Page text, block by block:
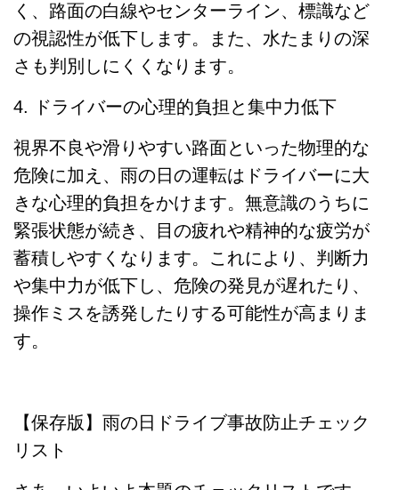
く、路面の白線やセンターライン、標識など
の視認性が低下します。また、水たまりの深
さも判別しにくくなります。
4. ドライバーの心理的負担と集中力低下
視界不良や滑りやすい路面といった物理的な
危険に加え、雨の日の運転はドライバーに大
きな心理的負担をかけます。無意識のうちに
緊張状態が続き、目の疲れや精神的な疲労が
蓄積しやすくなります。これにより、判断力
や集中力が低下し、危険の発見が遅れたり、
操作ミスを誘発したりする可能性が高まりま
す。
【保存版】雨の日ドライブ事故防止チェック
リスト